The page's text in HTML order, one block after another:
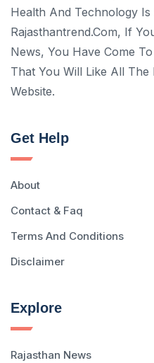
Health And Technology Is
Rajasthantrend.com, If
News, You Have Come
That You Will Like All
Website.
Get Help
About
Contact & Faq
Terms And Conditions
Disclaimer
Explore
Rajasthan News